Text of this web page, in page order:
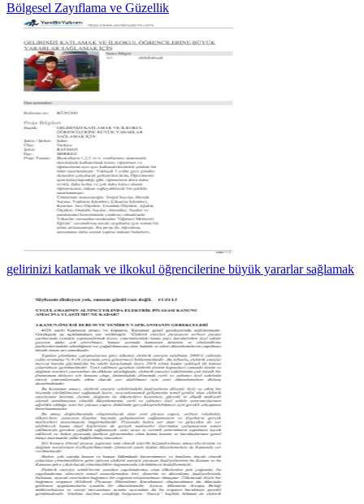
Bölgesel Zayıflama ve Güzellik
gelirinizi katlamak ve ilkokul öğrencilerine büyük yararlar sağlamak